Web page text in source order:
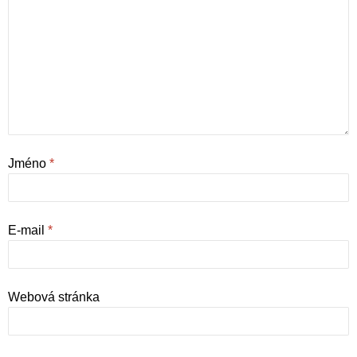
Jméno *
E-mail *
Webová stránka